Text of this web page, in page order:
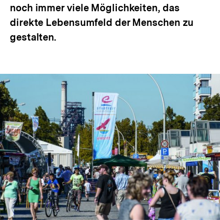
noch immer viele Möglichkeiten, das
direkte Lebensumfeld der Menschen zu
gestalten.
In
Lightbox
öffnen